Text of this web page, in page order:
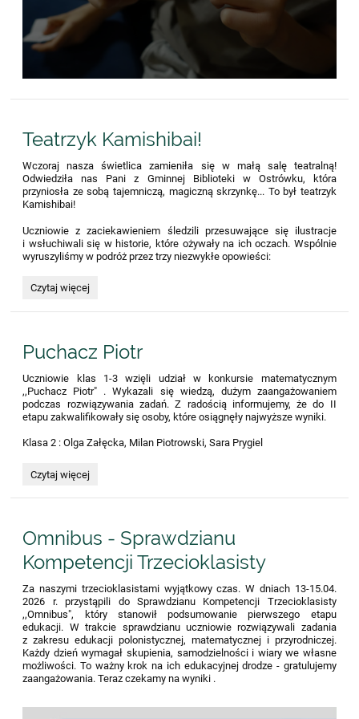
Teatrzyk Kamishibai!
Wczoraj nasza świetlica zamieniła się w małą salę teatralną!
Odwiedziła nas Pani z Gminnej Biblioteki w Ostrówku, która
przyniosła ze sobą tajemniczą, magiczną skrzynkę... To był teatrzyk
Kamishibai!
Uczniowie z zaciekawieniem śledzili przesuwające się ilustracje
i wsłuchiwali się w historie, które ożywały na ich oczach. Wspólnie
wyruszyliśmy w podróż przez trzy niezwykłe opowieści:
Teatrzyk
Czytaj więcej
Puchacz Piotr
Uczniowie klas 1-3 wzięli udział w konkursie matematycznym
,,Puchacz Piotr" . Wykazali się wiedzą, dużym zaangażowaniem
podczas rozwiązywania zadań. Z radością informujemy, że do II
etapu zakwalifikowały się osoby, które osiągnęły najwyższe wyniki.
Klasa 2 : Olga Załęcka, Milan Piotrowski, Sara Prygiel
Puchacz
Czytaj więcej
Omnibus - Sprawdzianu
Kompetencji Trzecioklasisty
Za naszymi trzecioklasistami wyjątkowy czas. W dniach 13-15.04.
2026 r. przystąpili do Sprawdzianu Kompetencji Trzecioklasisty
,,Omnibus", który stanowił podsumowanie pierwszego etapu
edukacji. W trakcie sprawdzianu uczniowie rozwiązywali zadania
z zakresu edukacji polonistycznej, matematycznej i przyrodniczej.
Każdy dzień wymagał skupienia, samodzielności i wiary we własne
możliwości. To ważny krok na ich edukacyjnej drodze - gratulujemy
zaangażowania. Teraz czekamy na wyniki .